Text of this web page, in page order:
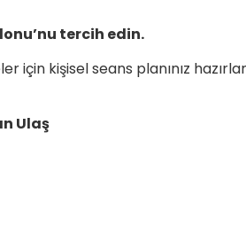
tercih edin.
için kişisel seans planınız
Ulaş